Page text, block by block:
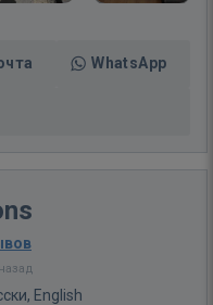
WhatsApp
English